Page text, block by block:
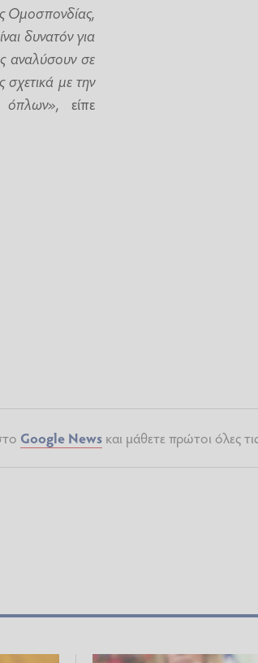
Ομοσπονδίας,
δυνατόν για
αναλύσουν σε
με την
όπλων», είπε
Google Newsκαι μάθετε πρώτοι όλες